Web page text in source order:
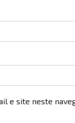
e site neste